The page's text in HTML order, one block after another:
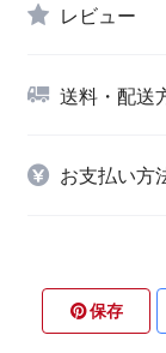
レビュー
送料・配送
お支払い方
保存